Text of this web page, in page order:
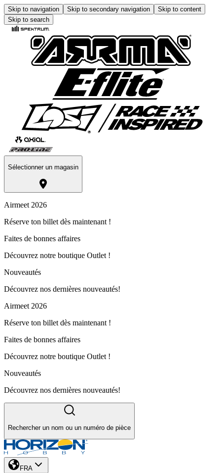
Skip to navigation Skip to secondary navigation
Skip to content
Skip to search
Sélectionner un magasin
Airmeet 2026
Réserve ton billet dès maintenant !
Faites de bonnes affaires
Découvrez notre boutique Outlet !
Nouveautés
Découvrez nos dernières nouveautés!
Airmeet 2026
Réserve ton billet dès maintenant !
Faites de bonnes affaires
Découvrez notre boutique Outlet !
Nouveautés
Découvrez nos dernières nouveautés!
Rechercher un nom ou un numéro de pièce
FRA